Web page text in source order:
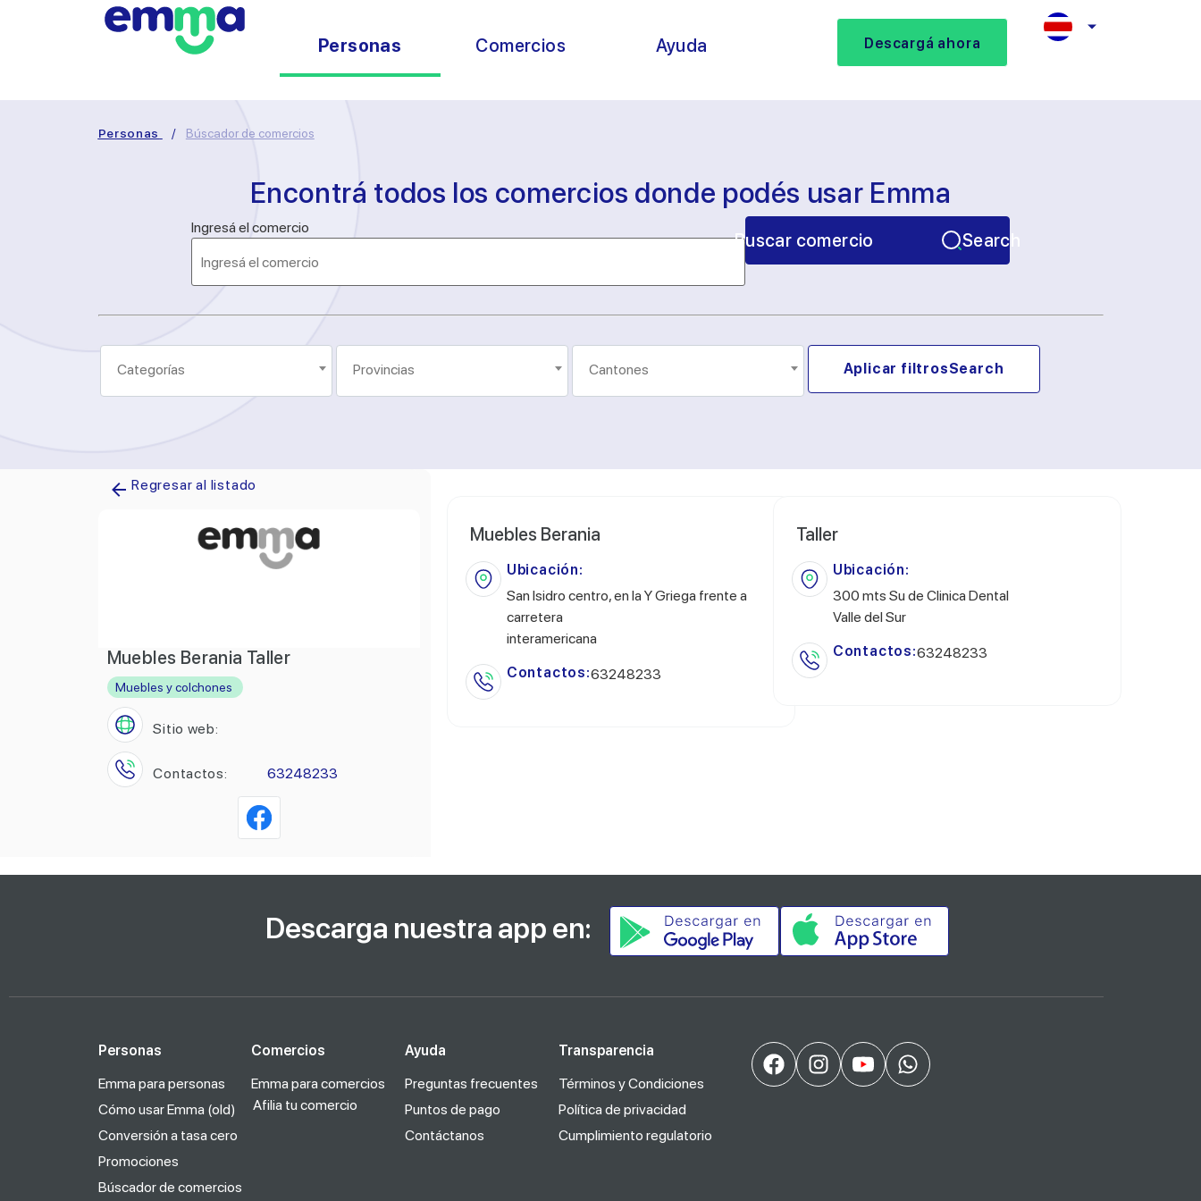
Personas Comercios Ayuda Descargá ahora
Personas / Búscador de comercios
Encontrá todos los comercios donde podés usar Emma
Ingresá el comercio
Buscar comercio Search
Aplicar filtrosSearch
Regresar al listado
Muebles Berania Taller
Muebles y colchones
Sitio web:
Contactos: 63248233
Muebles Berania
Ubicación:
San Isidro centro, en la Y Griega frente a
carretera
interamericana
Contactos:63248233
Taller
Ubicación:
300 mts Su de Clinica Dental
Valle del Sur
Contactos:63248233
Descarga nuestra app en:
Personas
Emma para personas
Cómo usar Emma (old)
Conversión a tasa cero
Promociones
Búscador de comercios
Comercios
Emma para comercios
Afilia tu comercio
Ayuda
Preguntas frecuentes
Puntos de pago
Contáctanos
Transparencia
Términos y Condiciones
Política de privacidad
Cumplimiento regulatorio